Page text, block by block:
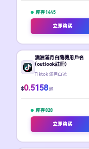
库存 1445
立即购买
澳洲滿月白隨機用戶名
(outlook註冊)
Tiktok 滿月白號
$0.5158 起
库存 828
立即购买